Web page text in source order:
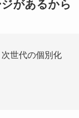
があるから
世代の個別化